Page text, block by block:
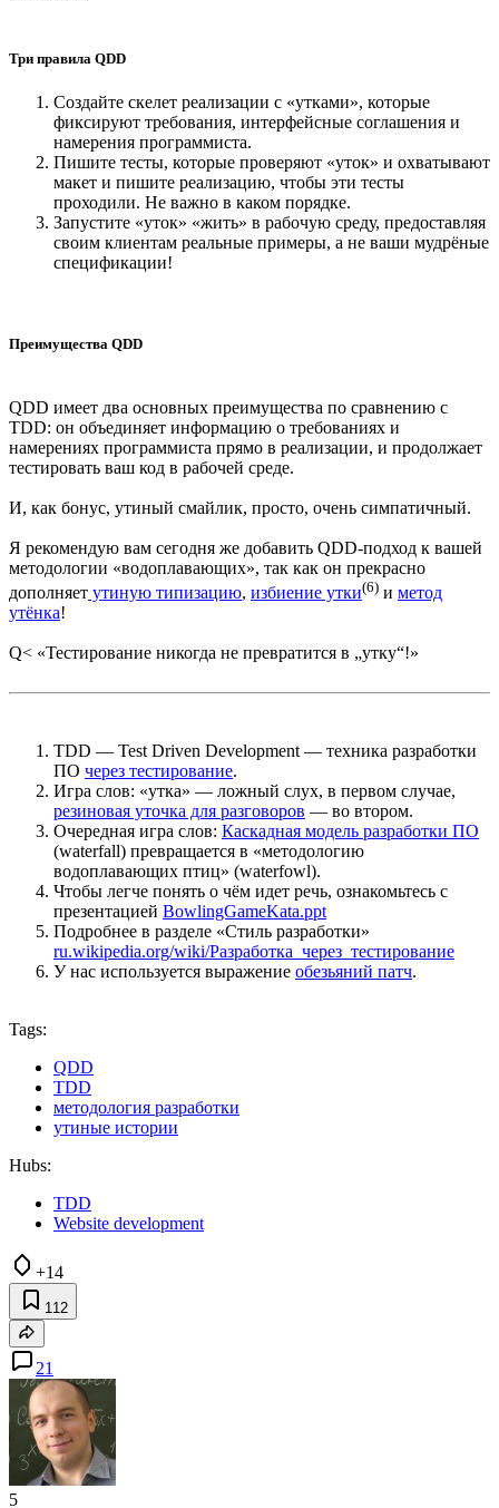
Три правила QDD
Создайте скелет реализации с «утками», которые
фиксируют требования, интерфейсные соглашения и
намерения программиста.
Пишите тесты, которые проверяют «уток» и охватывают
макет и пишите реализацию, чтобы эти тесты
проходили. Не важно в каком порядке.
Запустите «уток» «жить» в рабочую среду, предоставляя
своим клиентам реальные примеры, а не ваши мудрёные
спецификации!
Преимущества QDD
QDD имеет два основных преимущества по сравнению с
TDD: он объединяет информацию о требованиях и
намерениях программиста прямо в реализации, и продолжает
тестировать ваш код в рабочей среде.
И, как бонус, утиный смайлик, просто, очень симпатичный.
Я рекомендую вам сегодня же добавить QDD-подход к вашей
методологии «водоплавающих», так как он прекрасно
дополняет утиную типизацию, избиение утки(6) и метод
утёнка!
Q< «Тестирование никогда не превратится в „утку“!»
TDD — Test Driven Development — техника разработки
ПО через тестирование.
Игра слов: «утка» — ложный слух, в первом случае,
резиновая уточка для разговоров — во втором.
Очередная игра слов: Каскадная модель разработки ПО
(waterfall) превращается в «методологию
водоплавающих птиц» (waterfowl).
Чтобы легче понять о чём идет речь, ознакомьтесь с
презентацией BowlingGameKata.ppt
Подробнее в разделе «Стиль разработки»
ru.wikipedia.org/wiki/Разработка_через_тестирование
У нас используется выражение обезьяний патч.
Tags:
QDD
TDD
методология разработки
утиные истории
Hubs:
TDD
Website development
+14
112
21
5